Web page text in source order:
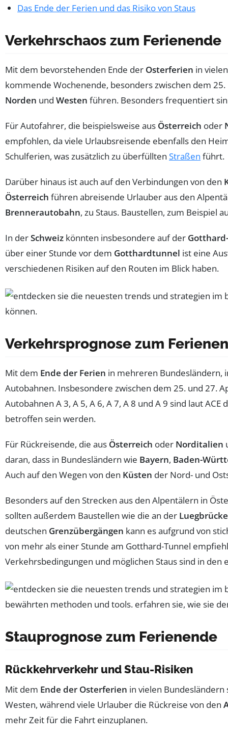
Das Ende der Ferien und das Risiko von Staus
Verkehrschaos zum Ferienende
Mit dem bevorstehenden Ende der Osterferien in
kommende Wochenende, besonders zwischen dem
Norden und Westen führen. Besonders frequentiert
Für Autofahrer, die beispielsweise aus Österreich oder
empfohlen, da viele Urlaubsreisende ebenfalls den
Schulferien, was zusätzlich zu überfüllten Straßen führt.
Darüber hinaus ist auch auf den Verbindungen von den
Österreich führen abreisende Urlauber aus den
Brennerautobahn, zu Staus. Baustellen, zum Beispiel
In derSchweiz könnten insbesondere auf der
über einer Stunde vor dem Gotthardtunnel ist eine
verschiedenen Risiken auf den Routen im Blick haben.
Verkehrsprognose zum
Mit dem Ende der Ferien in mehreren Bundesländern,
Autobahnen. Insbesondere zwischen dem 25. und 27.
Autobahnen A 3, A 5, A 6, A 7, A 8 und A 9 sind laut
betroffen sein werden.
Für Rückreisende, die aus Österreich oder Norditalien
daran, dass in Bundesländern wie Bayern, Baden-
Auch auf den Wegen von den Küsten der Nord- und
Besonders auf den Strecken aus den Alpentälern in
sollten außerdem Baustellen wie die an der Luegbrücke
deutschen Grenzübergängen kann es aufgrund von
von mehr als einer Stunde am Gotthard-Tunnel
Verkehrsbedingungen und möglichen Staus sind in
Stauprognose zum Ferienende
Rückkehrverkehr und Stau-Risiken
Mit dem Ende der Osterferien in vielen
Westen, während viele Urlauber die Rückreise von den
mehr Zeit für die Fahrt einzuplanen.